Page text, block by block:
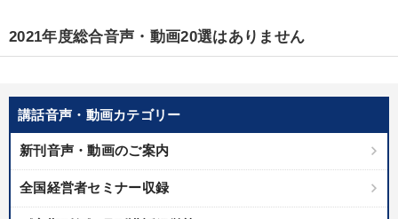
若手異才経営者の発想 専門家のアドバイス
リーダーの器量を学ぶ
テーマ
講話音声・動画カテゴリー
新刊音声・動画のご案内
全国経営者セミナー収録
2021年度総合音声・動画20選はありません